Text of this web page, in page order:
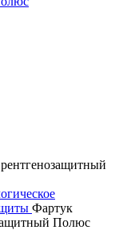
Фартук
Полюс